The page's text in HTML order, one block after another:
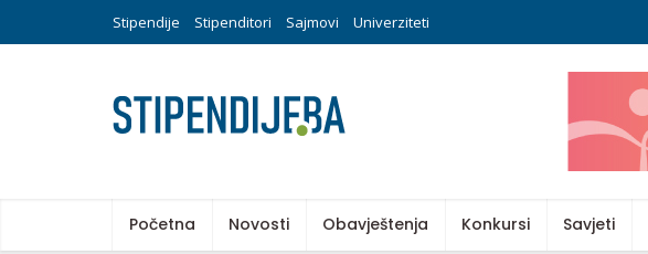
Stipendije Stipenditori Sajmovi Univerziteti
Početna Novosti Obavještenja Konkursi Savjeti